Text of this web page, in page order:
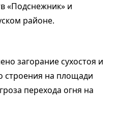
«Подснежник» и
районе.
загорание сухостоя и
строения на площади
перехода огня на